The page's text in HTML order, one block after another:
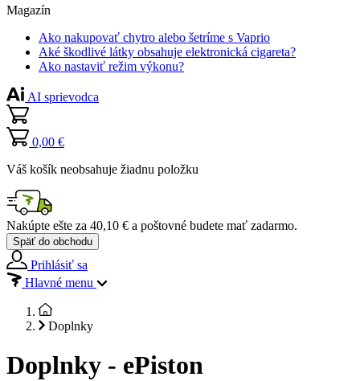
Magazín
Ako nakupovať chytro alebo šetríme s Vaprio
Aké škodlivé látky obsahuje elektronická cigareta?
Ako nastaviť režim výkonu?
AI sprievodca
0,00 €
Váš košík neobsahuje žiadnu položku
Nakúpte ešte za 40,10 € a poštovné budete mať zadarmo.
Späť do obchodu
Prihlásiť sa
Hlavné menu
Doplnky
Doplnky - ePiston